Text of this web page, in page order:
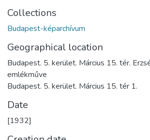
Collections
Budapest-képarchívum
Geographical location
Budapest. 5. kerület. Március 15. tér.
emlékműve
Budapest. 5. kerület. Március 15. tér 1.
Date
[1932]